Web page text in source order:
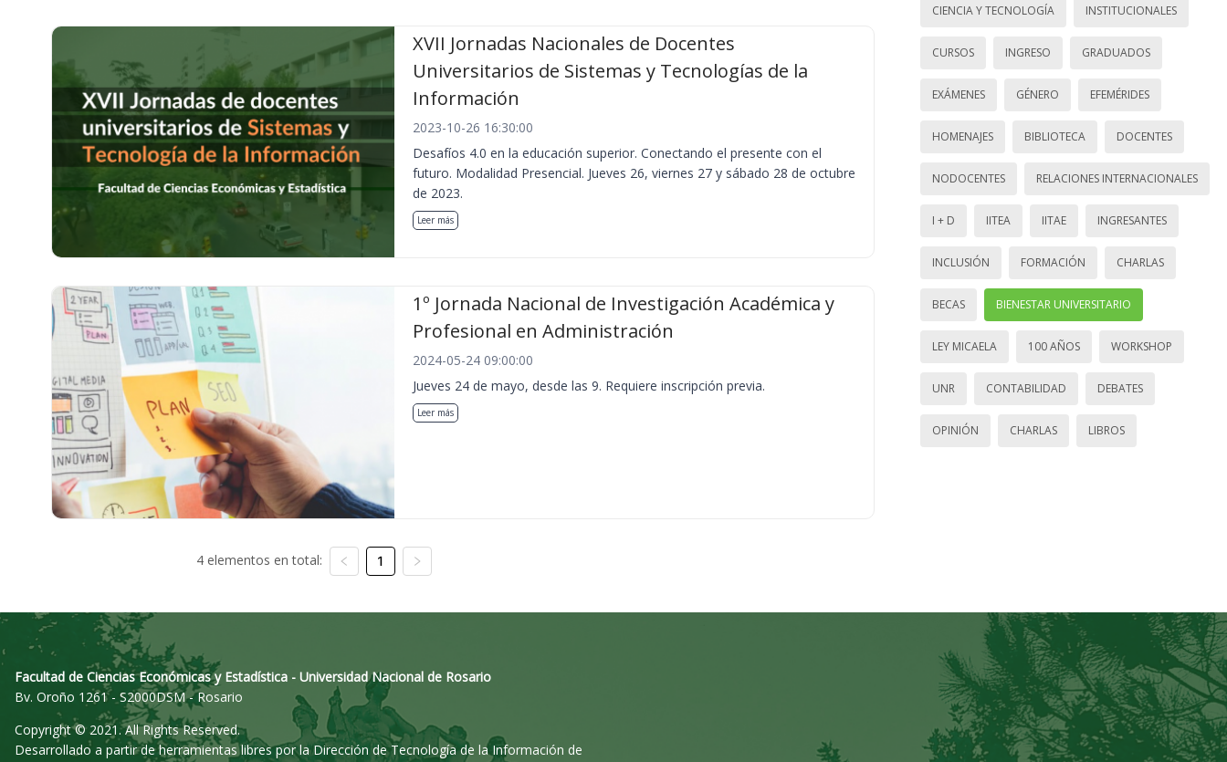
XVII Jornadas Nacionales de Docentes
Universitarios de Sistemas y Tecnologías de la
Información
2023-10-26 16:30:00
Desafíos 4.0 en la educación superior. Conectando el presente con el
futuro. Modalidad Presencial. Jueves 26, viernes 27 y sábado 28 de octubre
de 2023.
Leer más
1º Jornada Nacional de Investigación Académica y
Profesional en Administración
2024-05-24 09:00:00
Jueves 24 de mayo, desde las 9. Requiere inscripción previa.
Leer más
4 elementos en total: 1
CIENCIA Y TECNOLOGÍA INSTITUCIONALES
CURSOS INGRESO GRADUADOS
EXÁMENES GÉNERO EFEMÉRIDES
HOMENAJES BIBLIOTECA DOCENTES
NODOCENTES RELACIONES INTERNACIONALES
I + D IITEA IITAE INGRESANTES
INCLUSIÓN FORMACIÓN CHARLAS
BECAS BIENESTAR UNIVERSITARIO
LEY MICAELA 100 AÑOS WORKSHOP
UNR CONTABILIDAD DEBATES
OPINIÓN CHARLAS LIBROS
Facultad de Ciencias Económicas y Estadística - Universidad Nacional de Rosario
Bv. Oroño 1261 - S2000DSM - Rosario
Copyright © 2021. All Rights Reserved.
Desarrollado a partir de herramientas libres por la Dirección de Tecnología de la Información de